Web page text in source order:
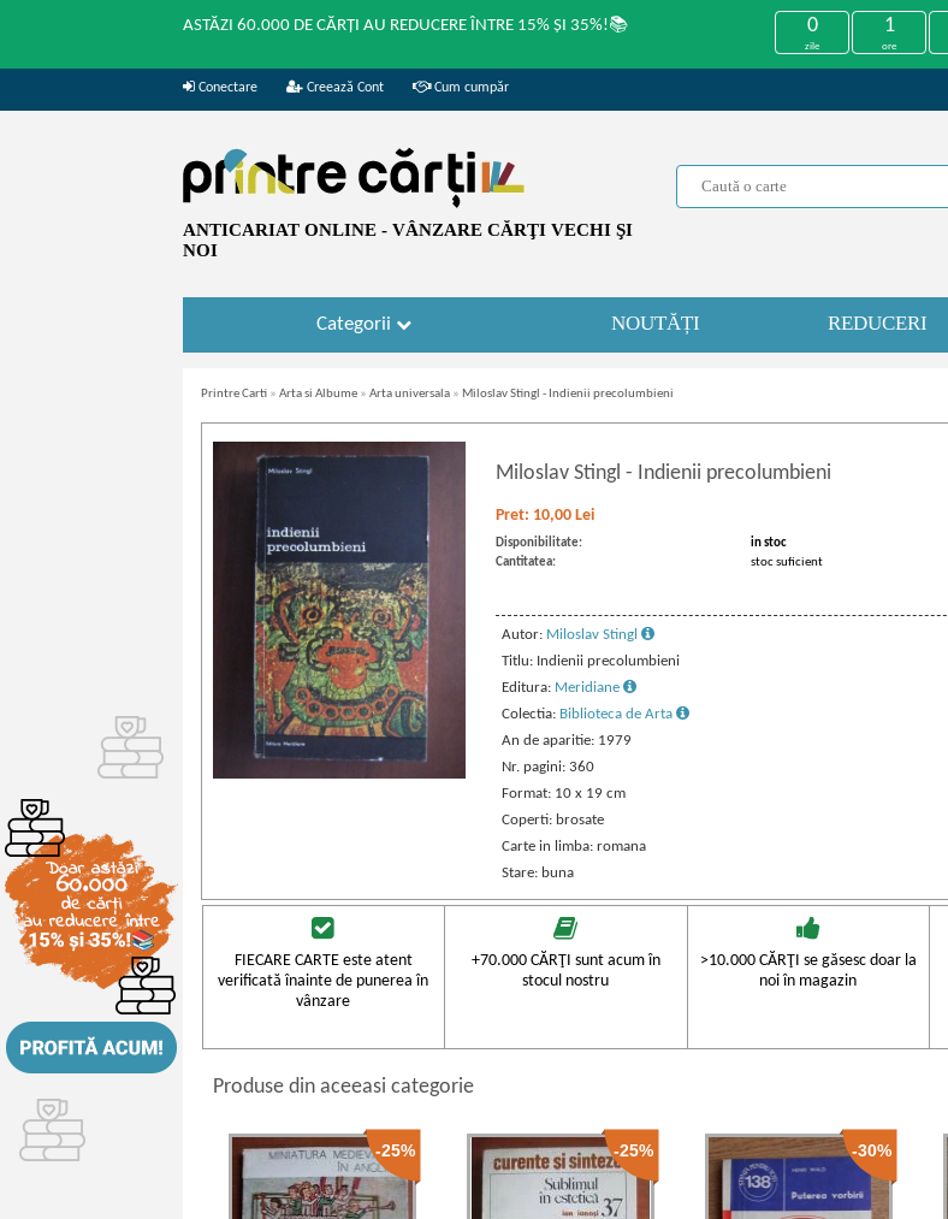
ASTĂZI 60.000 DE CĂRȚI AU REDUCERE ÎNTRE 15% ȘI 35%!📚 0
zile
1
ore
Conectare Creează Cont Cum cumpăr
ANTICARIAT ONLINE - VÂNZARE CĂRŢI VECHI ŞI
NOI
Categorii NOUTĂȚI REDUCERI
Printre Carti » Arta si Albume » Arta universala » Miloslav Stingl - Indienii precolumbieni
Miloslav Stingl - Indienii precolumbieni
Pret: 10,00 Lei
Disponibilitate:
in stoc
Cantitatea:
stoc suficient
Autor: Miloslav Stingl
Titlu: Indienii precolumbieni
Editura: Meridiane
Colectia: Biblioteca de Arta
An de aparitie: 1979
Nr. pagini: 360
Format: 10 x 19 cm
Coperti: brosate
Carte in limba: romana
Stare: buna
FIECARE CARTE este atent
verificată înainte de punerea în
vânzare
+70.000 CĂRŢI sunt acum în
stocul nostru
>10.000 CĂRŢI se găsesc doar la
noi în magazin
Produse din aceeasi categorie
-25% -25% -30%